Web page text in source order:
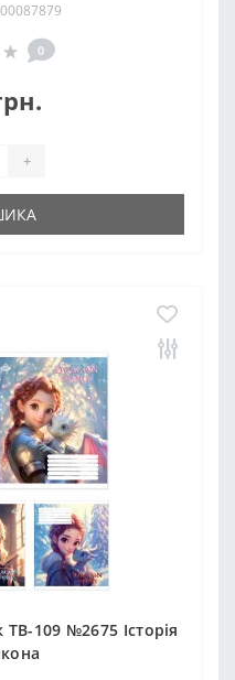
0
+
ТВ-109 №2675 Iсторiя